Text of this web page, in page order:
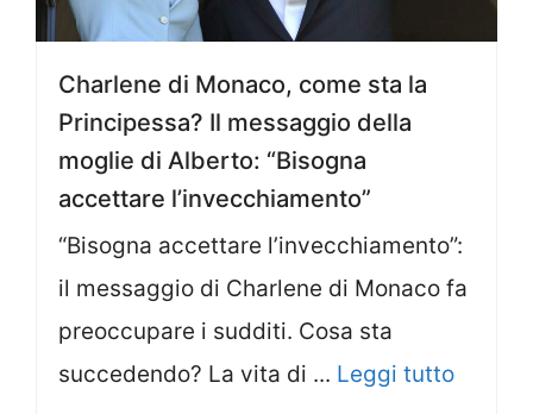
Charlene di Monaco, come sta la
Principessa? Il messaggio della
moglie di Alberto: “Bisogna
accettare l’invecchiamento”
“Bisogna accettare l’invecchiamento”:
il messaggio di Charlene di Monaco fa
preoccupare i sudditi. Cosa sta
succedendo? La vita di ... Leggi tutto